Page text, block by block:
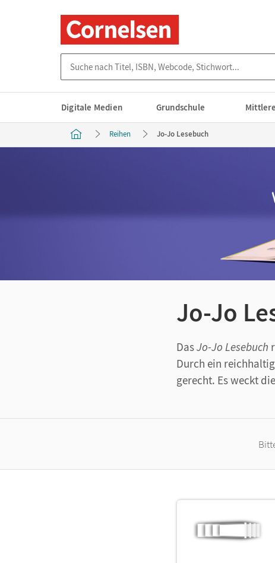
Digitale Medien Grundschule
Reihen Jo-Jo Lesebuch
Jo-Jo
DasJo-Jo Lesebuch
Durch ein
gerecht. Es weckt